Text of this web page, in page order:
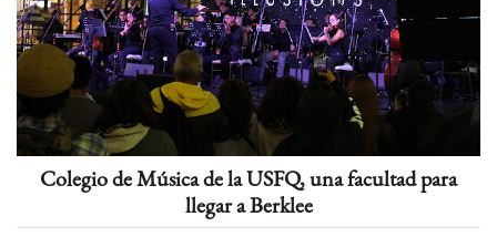
Colegio de Música de la USFQ, una facultad para
llegar a Berklee